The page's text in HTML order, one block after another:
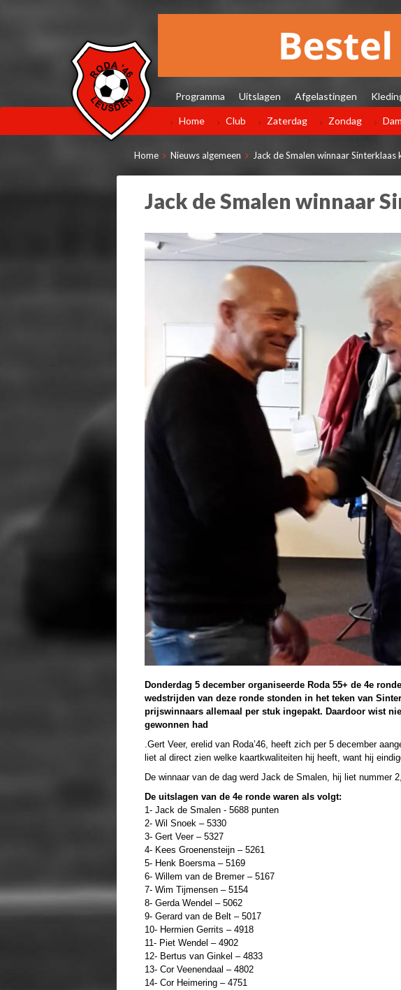
Programma Uitslagen Afgelastingen
Home Club Zaterdag Zondag
Home Nieuws algemeen Jack de Smalen winnaar
Jack de Smalen winnaar
Donderdag 5 december organiseerde Roda 55+ de 4e
wedstrijden van deze ronde stonden in het teken van
prijswinnaars allemaal per stuk ingepakt. Daardoor wist
gewonnen had
.Gert Veer, erelid van Roda’46, heeft zich per 5 december
liet al direct zien welke kaartkwaliteiten hij heeft, want hij
De winnaar van de dag werd Jack de Smalen, hij liet nummer
De uitslagen van de 4e ronde waren als volgt:
1- Jack de Smalen - 5688 punten
2- Wil Snoek – 5330
3- Gert Veer – 5327
4- Kees Groenensteijn – 5261
5- Henk Boersma – 5169
6- Willem van de Bremer – 5167
7- Wim Tijmensen – 5154
8- Gerda Wendel – 5062
9- Gerard van de Belt – 5017
10- Hermien Gerrits – 4918
11- Piet Wendel – 4902
12- Bertus van Ginkel – 4833
13- Cor Veenendaal – 4802
14- Cor Heimering – 4751